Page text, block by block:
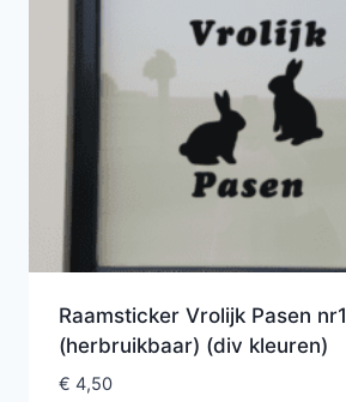
Raamsticker Vrolijk Pasen nr1
(herbruikbaar) (div kleuren)
€ 4,50